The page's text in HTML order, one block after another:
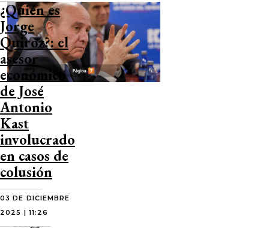
¿Quién es
Jorge
Quiroz?: el
asesor
económico
de José
Antonio
Kast
involucrado
en casos de
colusión
03 DE DICIEMBRE
2025 | 11:26